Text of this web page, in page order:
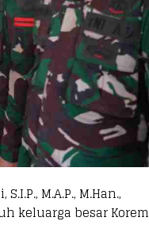
M.A.P., M.Han.,
keluarga besar Korem